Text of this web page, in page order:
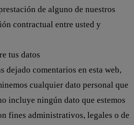
de alguno de nuestros
contractual entre usted y
tus datos
dejado comentarios en esta web,
cualquier dato personal que
incluye ningún dato que estemos
fines administrativos, legales o de